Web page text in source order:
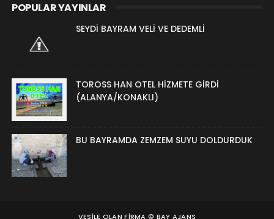
POPULAR YAYINLAR
SEYDİ BAYRAM VELİ VE DEDEMLİ
TOROSS HAN OTEL HİZMETE GİRDİ
(ALANYA/KONAKLI)
BU BAYRAMDA ZEMZEM SUYU DOLDURDUK
VESILE OLAN FIRMA © BAY AJANS